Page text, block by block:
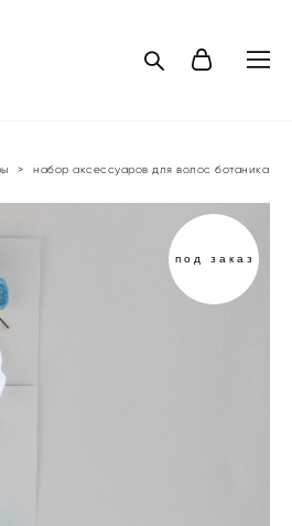
>
набор аксессуаров для волос ботаника
под заказ